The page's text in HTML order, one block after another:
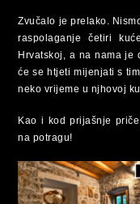
Zvučalo je prelako.
raspolaganje četiri
Hrvatskoj, a na nama je
će se htjeti mijenjati s
neko vrijeme u njhovoj
Kao i kod prijašnje
na potragu!